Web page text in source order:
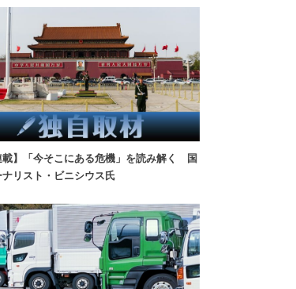
載】「今そこにある危機」を読み解く 国
リスト・ビニシウス氏